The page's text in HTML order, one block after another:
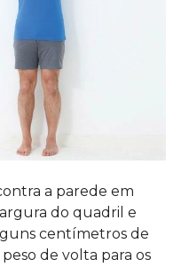
a parede em
do quadril e
centímetros de
de volta para os